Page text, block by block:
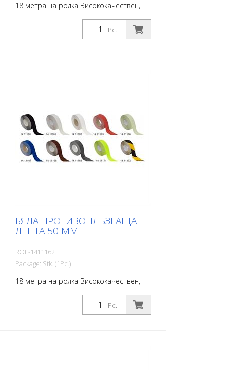
18 метра на ролка Висококачествен,
максимално сцепление и отлична
конформност. Идеален за полагане
Pc.
БЯЛА ПРОТИВОПЛЪЗГАЩА
ЛЕНТА 50 ММ
ROL-1411162
Package: Stk. (1Pc.)
18 метра на ролка Висококачествен,
максимално сцепление и отлична
конформност. Идеален за полагане
Pc.